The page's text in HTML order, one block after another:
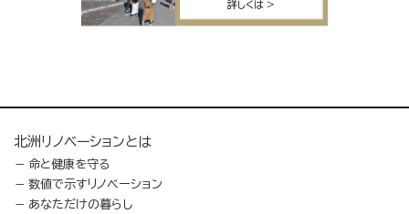
詳しくは
北洲リノベーションとは
命と健康を守る
数値で示すリノベーション
あなただけの暮らし